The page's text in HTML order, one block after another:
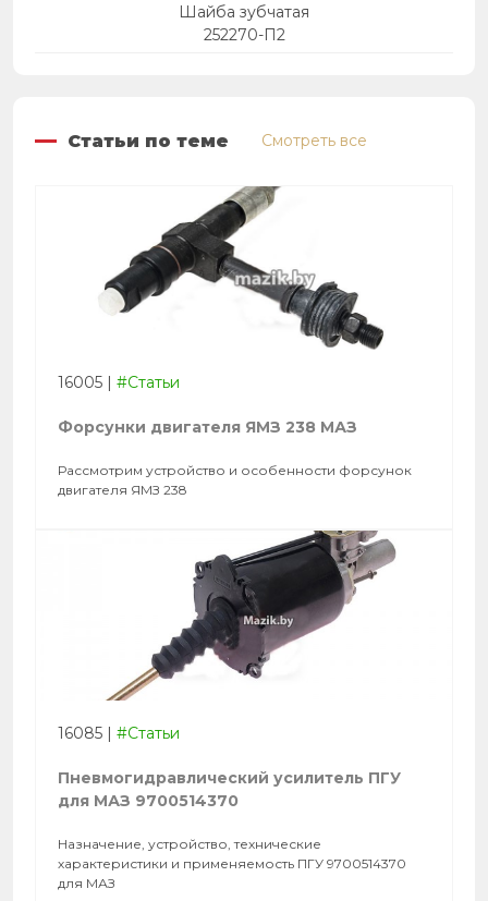
Шайба зубчатая
252270-П2
Статьи по теме Смотреть все
16005 | #Статьи
Форсунки двигателя ЯМЗ 238 МАЗ
Рассмотрим устройство и особенности форсунок
двигателя ЯМЗ 238
16085 | #Статьи
Пневмогидравлический усилитель ПГУ
для МАЗ 9700514370
Назначение, устройство, технические
характеристики и применяемость ПГУ 9700514370
для МАЗ